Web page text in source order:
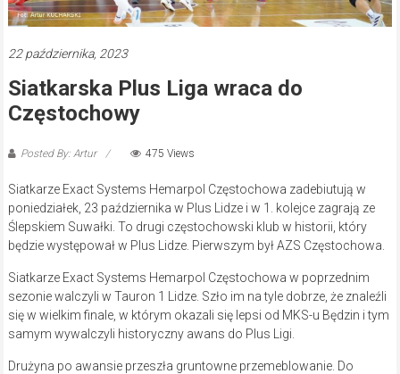
22 października, 2023
Siatkarska Plus Liga wraca do
Częstochowy
Posted By: Artur 475 Views
Siatkarze Exact Systems Hemarpol Częstochowa zadebiutują w
poniedziałek, 23 października w Plus Lidze i w 1. kolejce zagrają ze
Ślepskiem Suwałki. To drugi częstochowski klub w historii, który
będzie występował w Plus Lidze. Pierwszym był AZS Częstochowa.
Siatkarze Exact Systems Hemarpol Częstochowa w poprzednim
sezonie walczyli w Tauron 1 Lidze. Szło im na tyle dobrze, że znaleźli
się w wielkim finale, w którym okazali się lepsi od MKS-u Będzin i tym
samym wywalczyli historyczny awans do Plus Ligi.
Drużyna po awansie przeszła gruntowne przemeblowanie. Do